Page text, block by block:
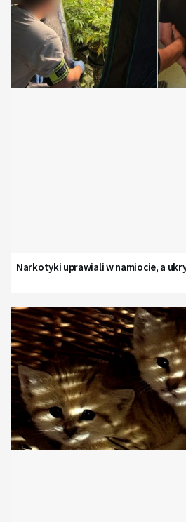
Narkotyki uprawiali w namiocie, a